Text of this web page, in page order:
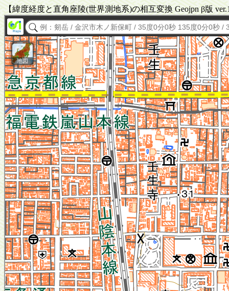
【緯度経度と直角座陵(世界測地系)の相互変換 Geojpn β版